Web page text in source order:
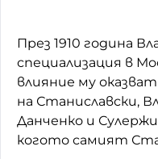
През 1910 година
специализация в
влияние му
на Станиславски,
Данченко и
когото самият